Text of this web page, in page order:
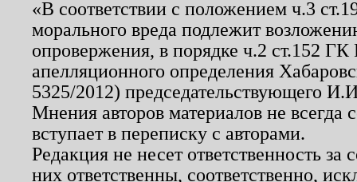
«В соответствии с положением ч.3
морального вреда подлежит
опровержения, в порядке ч.2 ст.152
апелляционного определения
5325/2012) председательствующего
Мнения авторов материалов не
вступает в переписку с авторами.
Редакция не несет ответственность
них ответственны, соответственно,